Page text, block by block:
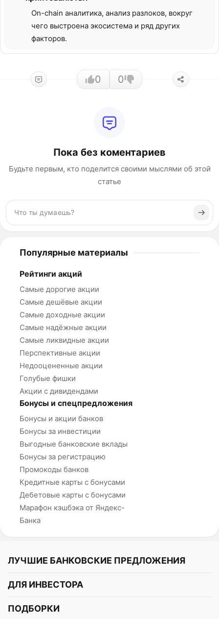
On-chain аналитика, анализ разлоков, вокруг
чего выстроена экосистема и ряд других
факторов.
0 0
Пока без коментариев
Будьте первым, кто поделится своими мыслями об этой
статье
Популярные материалы
Рейтинги акций
Самые дорогие акции
Самые дешёвые акции
Самые доходные акции
Самые надёжные акции
Самые ликвидные акции
Перспективные акции
Недооцененные акции
Голубые фишки
Акции с дивидендами
Бонусы и спецпредложения
Бонусы и акции банков
Бонусы за инвестиции
Выгодные банковские вклады
Бонусы за регистрацию
Промокоды банков
Кредитные карты с бонусами
Дебетовые карты с бонусами
Марафон кэшбэка от Яндекс-
Банка
ЛУЧШИЕ БАНКОВСКИЕ ПРЕДЛОЖЕНИЯ
Альфа-Банк
СБЕР
ДЛЯ ИНВЕСТОРА
Курс акций
ПОДБОРКИ